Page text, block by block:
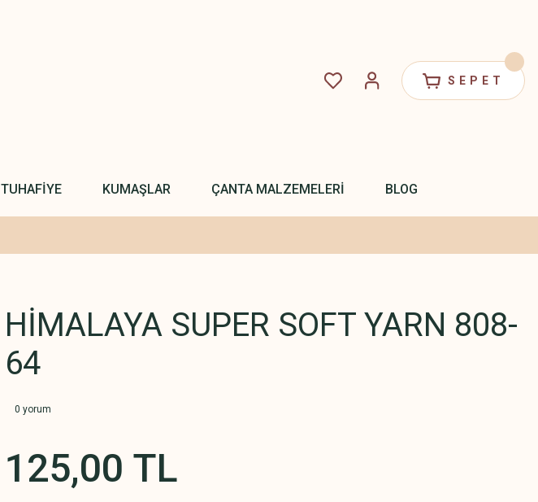
SEPET
TUHAFİYE KUMAŞLAR ÇANTA MALZEMELERİ BLOG
HİMALAYA SUPER SOFT YARN 808-
64
0 yorum
125,00 TL